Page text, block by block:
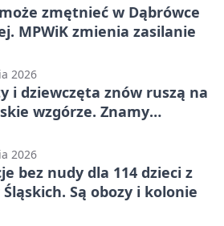
zmętnieć w Dąbrówce
MPWiK zmienia zasilanie
2026
i dziewczęta znów ruszą na
wzgórze. Znamy
2026
bez nudy dla 114 dzieci z
Są obozy i kolonie